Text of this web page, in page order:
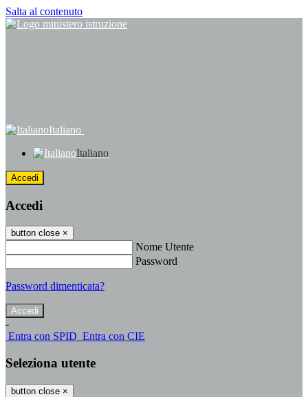
Salta al contenuto
Italiano
Italiano
Accedi
Accedi
button close ×
Nome Utente
Password
Password dimenticata?
-
Entra con SPID Entra con CIE
Seleziona utente
button close ×